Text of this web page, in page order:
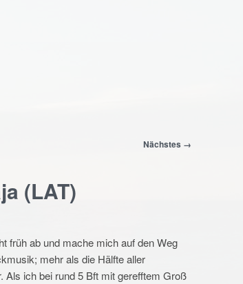
Nächstes →
(LAT)
früh ab und mache mich auf den Weg
mehr als die Hälfte aller
Als ich bei rund 5 Bft mit gerefftem Groß